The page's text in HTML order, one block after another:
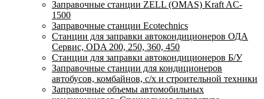
Заправочные станции ZELL (OMAS) Kraft AC-
1500
Заправочные станции Ecotechnics
Станции для заправки автокондиционеров ОДА
Сервис, ODA 200, 250, 360, 450
Станции для заправки автокондиционеров Б/У
Заправочные станции для кондиционеров
автобусов, комбайнов, с/х и строительной техники
Заправочные объемы автомобильных